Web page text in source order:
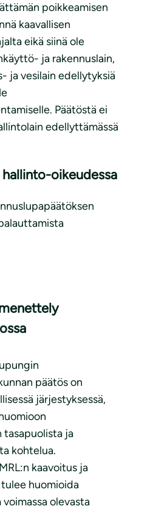
poikkeamisen
kaavallisen
eikä siinä ole
ja rakennuslain,
ja vesilain edellytyksiä
Päätöstä ei
edellyttämässä
oikeudessa
päätös on
järjestyksessä,
tasapuolista ja
kohtelua.
kaavoitus ja
huomioida
olevasta